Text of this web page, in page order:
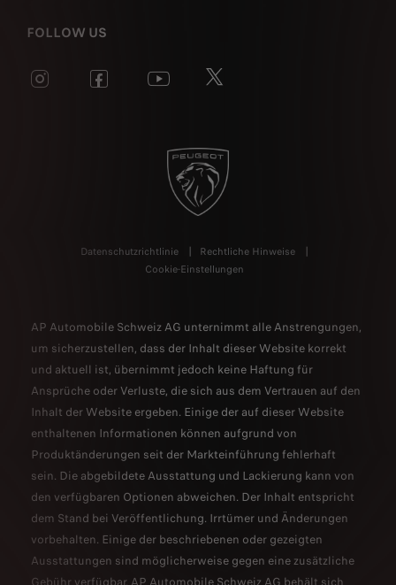
FOLLOW US
Datenschutzrichtlinie
Rechtliche Hinweise
Cookie-Einstellungen
AP Automobile Schweiz AG unternimmt alle Anstrengungen,
um sicherzustellen, dass der Inhalt dieser Website korrekt
und aktuell ist, übernimmt jedoch keine Haftung für
Ansprüche oder Verluste, die sich aus dem Vertrauen auf den
Inhalt der Website ergeben. Einige der auf dieser Website
enthaltenen Informationen können aufgrund von
Produktänderungen seit der Markteinführung fehlerhaft
sein. Die abgebildete Ausstattung und Lackierung kann von
den verfügbaren Optionen abweichen. Der Inhalt entspricht
dem Stand bei Veröffentlichung. Irrtümer und Änderungen
vorbehalten. Einige der beschriebenen oder gezeigten
Ausstattungen sind möglicherweise gegen eine zusätzliche